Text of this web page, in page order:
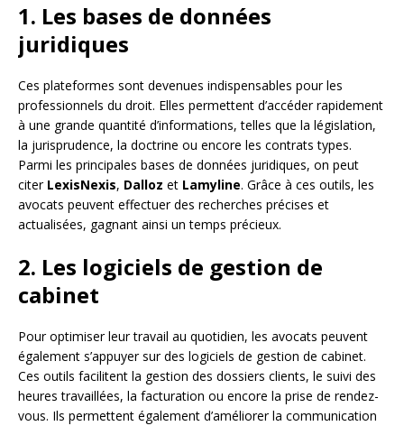
1. Les bases de données
juridiques
Ces plateformes sont devenues indispensables pour les
professionnels du droit. Elles permettent d’accéder rapidement
à une grande quantité d’informations, telles que la législation,
la jurisprudence, la doctrine ou encore les contrats types.
Parmi les principales bases de données juridiques, on peut
citer LexisNexis, Dalloz et Lamyline. Grâce à ces outils, les
avocats peuvent effectuer des recherches précises et
actualisées, gagnant ainsi un temps précieux.
2. Les logiciels de gestion de
cabinet
Pour optimiser leur travail au quotidien, les avocats peuvent
également s’appuyer sur des logiciels de gestion de cabinet.
Ces outils facilitent la gestion des dossiers clients, le suivi des
heures travaillées, la facturation ou encore la prise de rendez-
vous. Ils permettent également d’améliorer la communication